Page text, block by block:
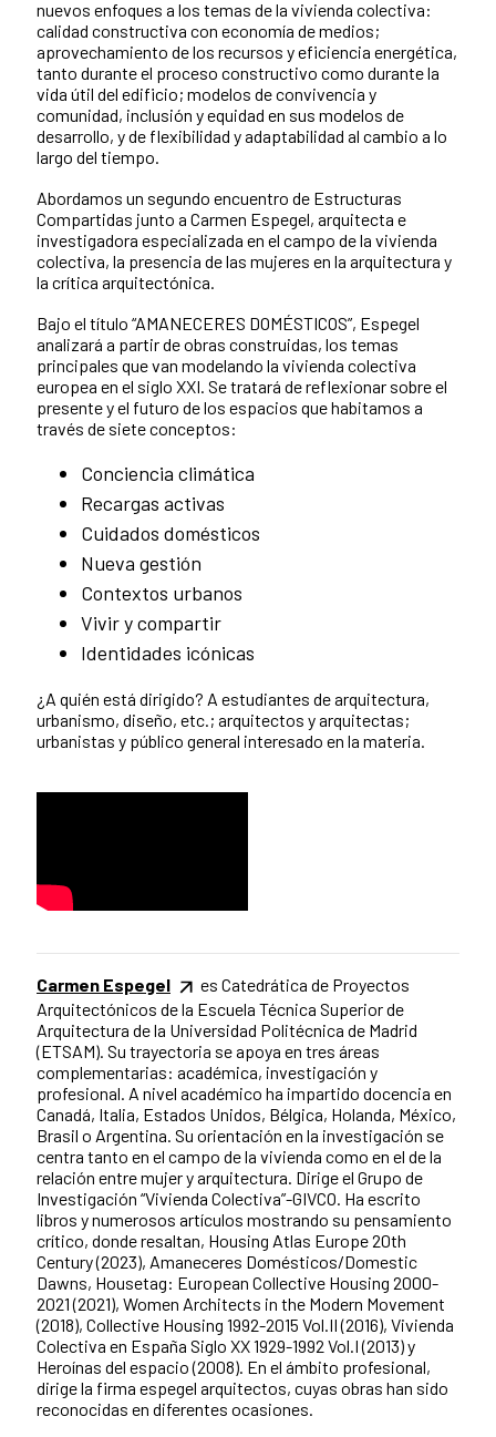
nuevos enfoques a los temas de la vivienda colectiva:
calidad constructiva con economía de medios;
aprovechamiento de los recursos y eficiencia energética,
tanto durante el proceso constructivo como durante la
vida útil del edificio; modelos de convivencia y
comunidad, inclusión y equidad en sus modelos de
desarrollo, y de flexibilidad y adaptabilidad al cambio a lo
largo del tiempo.
Abordamos un segundo encuentro de Estructuras
Compartidas junto a Carmen Espegel, arquitecta e
investigadora especializada en el campo de la vivienda
colectiva, la presencia de las mujeres en la arquitectura y
la crítica arquitectónica.
Bajo el título “AMANECERES DOMÉSTICOS”, Espegel
analizará a partir de obras construidas, los temas
principales que van modelando la vivienda colectiva
europea en el siglo XXI. Se tratará de reflexionar sobre el
presente y el futuro de los espacios que habitamos a
través de siete conceptos:
Conciencia climática
Recargas activas
Cuidados domésticos
Nueva gestión
Contextos urbanos
Vivir y compartir
Identidades icónicas
¿A quién está dirigido? A estudiantes de arquitectura,
urbanismo, diseño, etc.; arquitectos y arquitectas;
urbanistas y público general interesado en la materia.
Carmen Espegel
es Catedrática de Proyectos
Arquitectónicos de la Escuela Técnica Superior de
Arquitectura de la Universidad Politécnica de Madrid
(ETSAM). Su trayectoria se apoya en tres áreas
complementarias: académica, investigación y
profesional. A nivel académico ha impartido docencia en
Canadá, Italia, Estados Unidos, Bélgica, Holanda, México,
Brasil o Argentina. Su orientación en la investigación se
centra tanto en el campo de la vivienda como en el de la
relación entre mujer y arquitectura. Dirige el Grupo de
Investigación “Vivienda Colectiva”-GIVCO. Ha escrito
libros y numerosos artículos mostrando su pensamiento
crítico, donde resaltan, Housing Atlas Europe 20th
Century (2023), Amaneceres Domésticos/Domestic
Dawns, Housetag: European Collective Housing 2000-
2021 (2021), Women Architects in the Modern Movement
(2018), Collective Housing 1992-2015 Vol.II (2016), Vivienda
Colectiva en España Siglo XX 1929-1992 Vol.I (2013) y
Heroínas del espacio (2008). En el ámbito profesional,
dirige la firma espegel arquitectos, cuyas obras han sido
reconocidas en diferentes ocasiones.